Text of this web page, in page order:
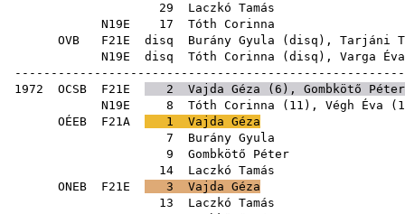
29
Laczkó Tamás
N19E 17
Tóth Corinna
OVB F21E disq Burány Gyula ( disq ), Tarjáni
N19E disq Tóth Corinna ( disq ), Varga Éva
1972 OCSB F21E 2 Vajda Géza ( 6 ), Gombkötő Péter
N19E 8 Tóth Corinna ( 11 ), Végh Éva (
OÉEB F21A 1
Vajda Géza
7
Burány Gyula
9
Gombkötő Péter
14
Laczkó Tamás
ONEB F21E 3
Vajda Géza
13
Laczkó Tamás